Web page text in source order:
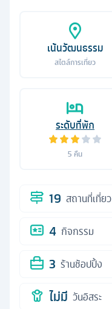
เน้นวัฒนธรรม
สไตล์การเที่ยว
ระดับที่พัก
5 คืน
19 สถานที่เที่ยว
4 กิจกรรม
3 ร้านช้อปปิ้ง
ไม่มี วันอิสระ